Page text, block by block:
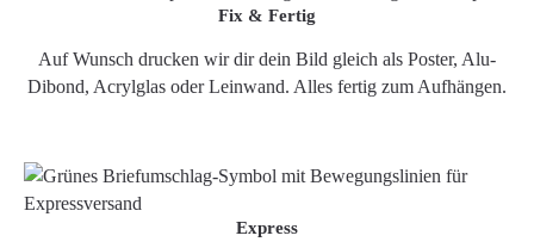
Fix & Fertig
Auf Wunsch drucken wir dir dein Bild gleich als Poster, Alu-
Dibond, Acrylglas oder Leinwand. Alles fertig zum Aufhängen.
Express